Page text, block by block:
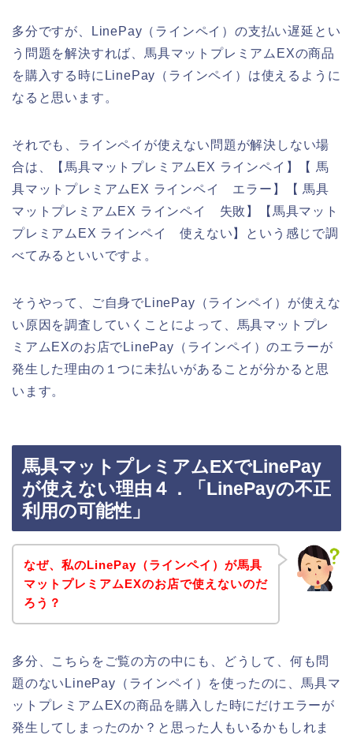
多分ですが、LinePay（ラインペイ）の支払い遅延とい
う問題を解決すれば、馬具マットプレミアムEXの商品
を購入する時にLinePay（ラインペイ）は使えるように
なると思います。
それでも、ラインペイが使えない問題が解決しない場
合は、【馬具マットプレミアムEX ラインペイ】【 馬
具マットプレミアムEX ラインペイ エラー】【 馬具
マットプレミアムEX ラインペイ 失敗】【馬具マット
プレミアムEX ラインペイ 使えない】という感じで調
べてみるといいですよ。
そうやって、ご自身でLinePay（ラインペイ）が使えな
い原因を調査していくことによって、馬具マットプレ
ミアムEXのお店でLinePay（ラインペイ）のエラーが
発生した理由の１つに未払いがあることが分かると思
います。
馬具マットプレミアムEXでLinePay
が使えない理由４．「LinePayの不正
利用の可能性」
なぜ、私のLinePay（ラインペイ）が馬具
マットプレミアムEXのお店で使えないのだ
ろう？
多分、こちらをご覧の方の中にも、どうして、何も問
題のないLinePay（ラインペイ）を使ったのに、馬具マ
ットプレミアムEXの商品を購入した時にだけエラーが
発生してしまったのか？と思った人もいるかもしれま